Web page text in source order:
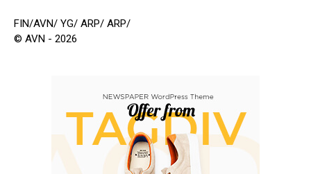
FIN/AVN/ YG/ ARP/ ARP/
© AVN - 2026